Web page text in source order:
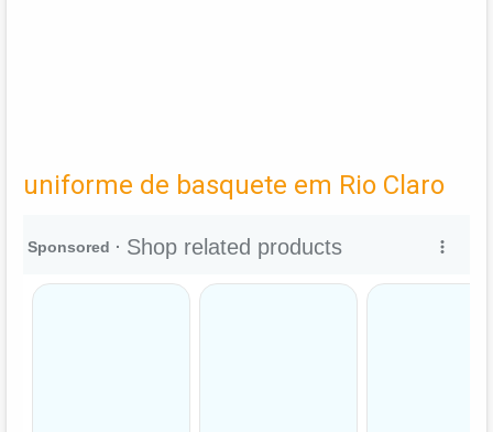
uniforme de basquete em Rio Claro